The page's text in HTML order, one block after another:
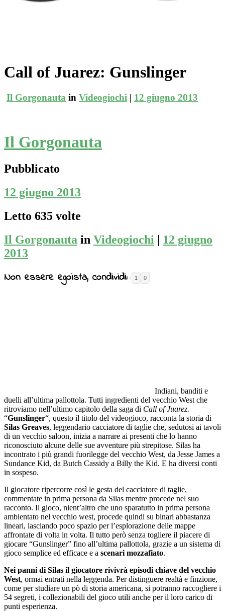
Call of Juarez: Gunslinger
Il Gorgonauta in Videogiochi | 12 giugno 2013
Il Gorgonauta
Pubblicato
12 giugno 2013
Letto 635 volte
Il Gorgonauta in Videogiochi | 12 giugno
2013
Non essere egoista, condividi: 1 0
Indiani, banditi e
duelli all’ultima pallottola. Tutti ingredienti del vecchio West che
ritroviamo nell’ultimo capitolo della saga di Call of Juarez.
“Gunslinger“, questo il titolo del videogioco, racconta la storia di
Silas Greaves, leggendario cacciatore di taglie che, sedutosi ai tavoli
di un vecchio saloon, inizia a narrare ai presenti che lo hanno
riconosciuto alcune delle sue avventure più strepitose. Silas ha
incontrato i più grandi fuorilegge del vecchio West, da Jesse James a
Sundance Kid, da Butch Cassidy a Billy the Kid. E ha diversi conti
in sospeso.
Il giocatore ripercorre così le gesta del cacciatore di taglie,
commentate in prima persona da Silas mentre procede nel suo
racconto. Il gioco, nient’altro che uno sparatutto in prima persona
ambientato nel vecchio west, procede quindi su binari abbastanza
lineari, lasciando poco spazio per l’esplorazione delle mappe
affrontate di volta in volta. Il tutto però senza togliere il piacere di
giocare “Gunslinger” fino all’ultima pallottola, grazie a un sistema di
gioco semplice ed efficace e a scenari mozzafiato.
Nei panni di Silas il giocatore rivivrà episodi chiave del vecchio
West, ormai entrati nella leggenda. Per distinguere realtà e finzione,
come per studiare un pò di storia americana, si potranno raccogliere i
54 segreti, i collezionabili del gioco utili anche per il loro carico di
punti esperienza.